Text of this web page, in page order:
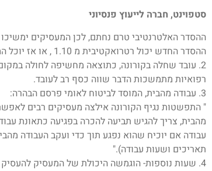
סטפוינט, חברה לייעוץ פנסיוני
ההסדר האלטרנטיבי טרם נחתם, לכן המעסיקים
ההסדר החדש יכול רטרואקטיבית מ 1.10 , או אז יוכל המעסיק להתקזז מהמדינה בהתאם להסדר החדש (ראה נספח).
2. עובד שחלה בקורונה, כתוצאה מחשיפה לחולה
רפואיות מתמשכות הדבר שווה כסף רב לעובד.
3. עבודה מהבית, המוסד לביטוח לאומי פרסם הבהרה:
" התפשטות נגיף הקורונה אילצה מעסיקים רבים
מהבית, צריך להגיש תביעה להכרה בפגיעה כתאונת
עבודה אם יוכיח שהוא נפגע תוך כדי ועקב העבודה
תאריכים ושעות עבודה)."
4. שעות נוספות- הוגמשה היכולת של המעסיק להעסיק עובדים בשעות נוספות.